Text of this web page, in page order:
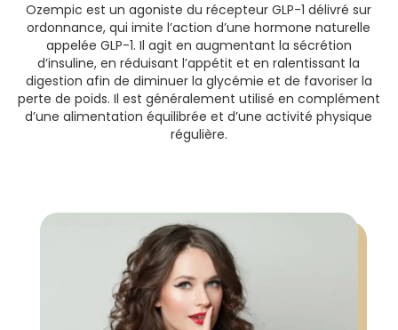
Ozempic est un agoniste du récepteur GLP-1 délivré sur
ordonnance, qui imite l’action d’une hormone naturelle
appelée GLP-1. Il agit en augmentant la sécrétion
d’insuline, en réduisant l’appétit et en ralentissant la
digestion afin de diminuer la glycémie et de favoriser la
perte de poids. Il est généralement utilisé en complément
d’une alimentation équilibrée et d’une activité physique
régulière.